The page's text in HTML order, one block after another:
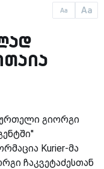
Aa Aa
გიორგი
Kurier-მა
ჩაკვეტაძესთან